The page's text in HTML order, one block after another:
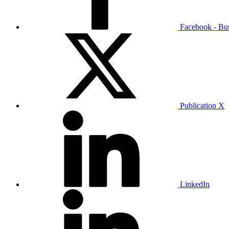
Facebook -
Publication X
LinkedIn